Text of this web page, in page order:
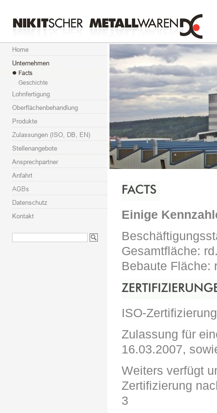
Einige
Gesamtfläche:
Bebaute Fläche:
ISO-
Zulassung für
16.03.2007,
Weiters verfügt
Zertifizierung
3